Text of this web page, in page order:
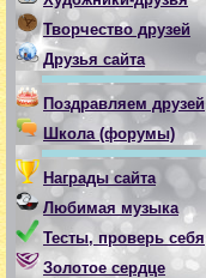
Творчество друзей
Друзья сайта
Поздравляем друзей
Школа (форумы)
Награды сайта
Любимая музыка
Тесты, проверь себя
Золотое сердце